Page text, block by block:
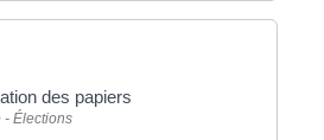
des papiers
- Élections